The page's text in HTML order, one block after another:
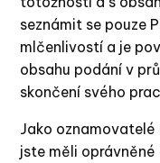
seznámit se pouze
mlčenlivostí a je
obsahu podání v
skončení svého
Jako
jste měli